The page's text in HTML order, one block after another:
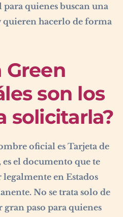
quienes buscan una
quieren hacerlo de forma
Green
son los
solicitarla?
oficial es Tarjeta de
el documento que te
en Estados
No se trata solo de
paso para quienes